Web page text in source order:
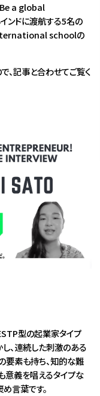
Be a global
ンドに渡航する5名の
schoolの
、記事と合わせてご覧く
型の起業家タイプ
、連続した刺激のある
要素も持ち、知的な難
意義を唱えるタイプな
め言葉です。